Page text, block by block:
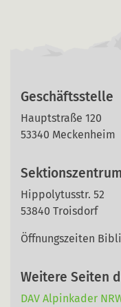
Geschäftsstelle
Hauptstraße 120
53340 Meckenheim
Sektionszentrum
Hippolytusstr. 52
53840 Troisdorf
Öffnungszeiten
Weitere Seiten
DAV Alpinkader